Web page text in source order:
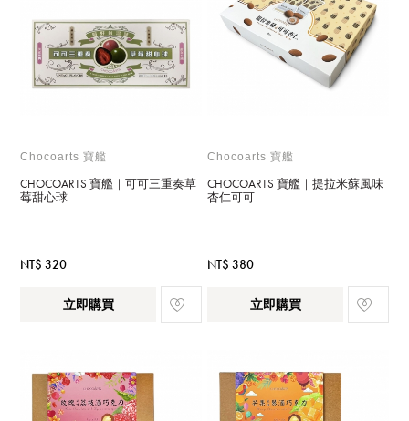
Chocoarts 寶艦
CHOCOARTS 寶艦｜可可三重奏草
莓甜心球
NT$ 320
立即購買
Chocoarts 寶艦
CHOCOARTS 寶艦｜提拉米蘇風味
杏仁可可
NT$ 380
立即購買